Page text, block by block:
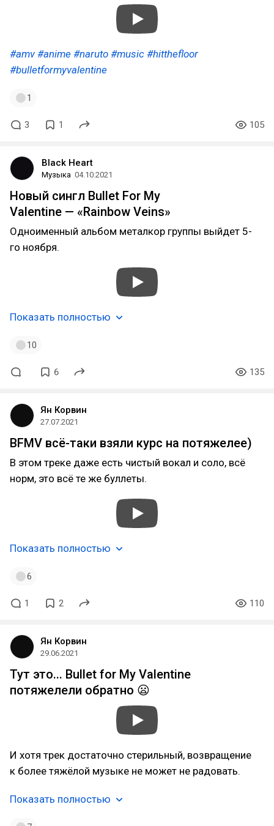
#amv #anime #naruto #music #hitthefloor
#bulletformyvalentine
1
3 1 105
Black Heart
Музыка 04.10.2021
Новый сингл Bullet For My
Valentine — «Rainbow Veins»
Одноименный альбом металкор группы выйдет 5-
го ноября.
Показать полностью
10
6 135
Ян Корвин
27.07.2021
BFMV всё-таки взяли курс на потяжелее)
В этом треке даже есть чистый вокал и соло, всё
норм, это всё те же буллеты.
Показать полностью
6
1 2 110
Ян Корвин
29.06.2021
Тут это... Bullet for My Valentine
потяжелели обратно 😦
И хотя трек достаточно стерильный, возвращение
к более тяжёлой музыке не может не радовать.
Показать полностью